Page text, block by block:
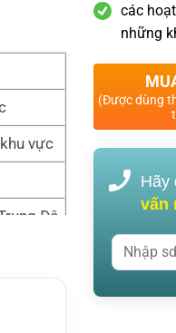
vực
Đô
các
những
(Được dùng
Hãy
vấn